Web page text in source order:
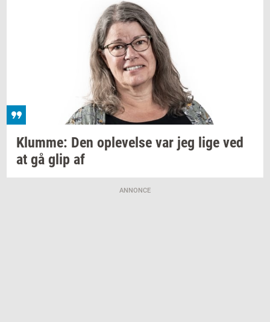
Klum­me: Den op­le­vel­se var jeg lige ved
at gå glip af
ANNONCE